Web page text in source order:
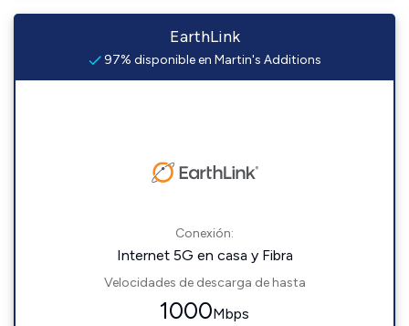
EarthLink
97% disponible en Martin's Additions
Conexión:
Internet 5G en casa y Fibra
Velocidades de descarga de hasta
1000Mbps